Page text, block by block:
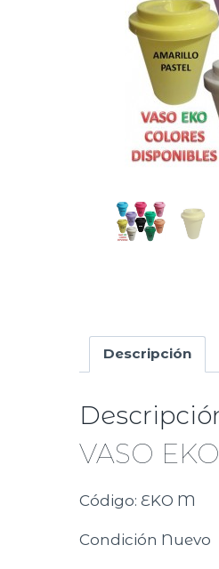
Descripción
VASO
Código: EKO M
Condición Nuevo